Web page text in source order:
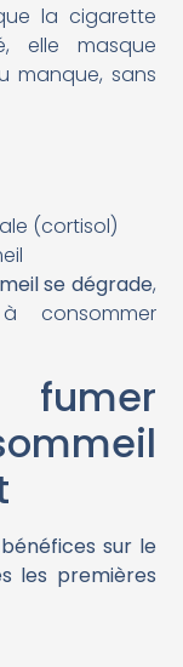
la cigarette
elle masque
manque, sans
(cortisol)
se dégrade,
sur le
les premières